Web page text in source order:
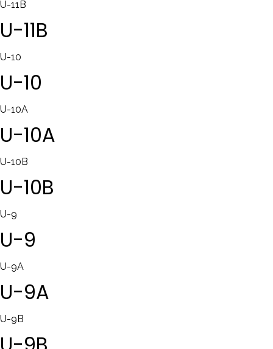
U-11B
U-11B
U-10
U-10
U-10A
U-10A
U-10B
U-10B
U-9
U-9
U-9A
U-9A
U-9B